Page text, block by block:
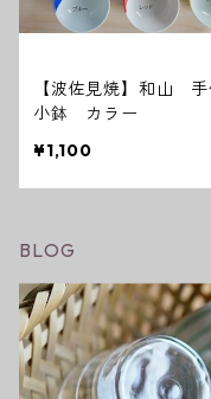
【波佐見焼】和山 手
小鉢 カラー
¥1,100
BLOG